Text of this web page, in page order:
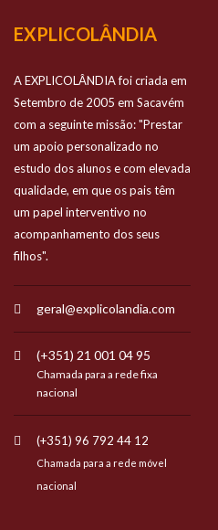
EXPLICOLÂNDIA
A EXPLICOLÂNDIA foi criada em
Setembro de 2005 em Sacavém
com a seguinte missão: "Prestar
um apoio personalizado no
estudo dos alunos e com elevada
qualidade, em que os pais têm
um papel interventivo no
acompanhamento dos seus
filhos".
geral@explicolandia.com
(+351) 21 001 04 95
Chamada para a rede fixa
nacional
(+351) 96 792 44 12
Chamada para a rede móvel
nacional